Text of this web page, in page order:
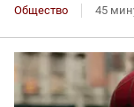
Общество 45